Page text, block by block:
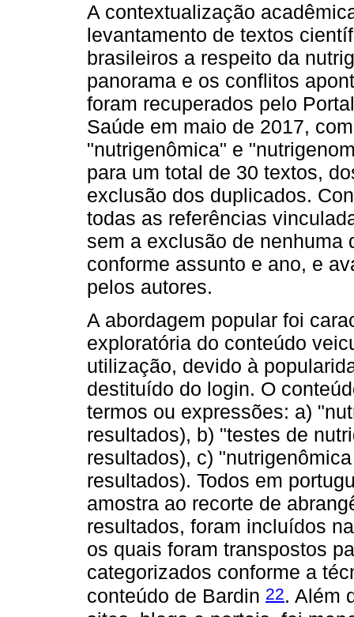
A contextualização
levantamento de textos
brasileiros a respeito da
panorama e os conflitos
foram recuperados pelo
Saúde em maio de 2017,
"nutrigenômica" e
para um total de 30 textos,
exclusão dos duplicados.
todas as referências
sem a exclusão de nenhuma
conforme assunto e ano, e
pelos autores.
A abordagem popular foi
exploratória do conteúdo
utilização, devido à
destituído do login. O
termos ou expressões: a)
resultados), b) "testes de
resultados), c)
resultados). Todos em
amostra ao recorte de
resultados, foram incluídos
os quais foram transpostos
categorizados conforme a
conteúdo de Bardin 22. Além